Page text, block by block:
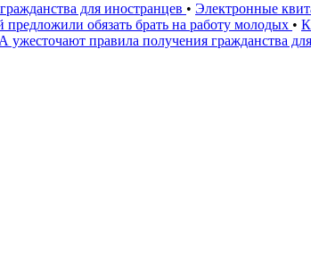
для иностранцев • Электронные
предложили обязать брать на работу молодых •
правила получения гражданства